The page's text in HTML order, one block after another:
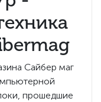
Сайбер маг
прошедшие